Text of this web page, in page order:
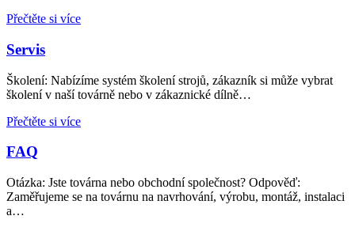
Přečtěte si více
Servis
Školení: Nabízíme systém školení strojů, zákazník si může vybrat
školení v naší továrně nebo v zákaznické dílně…
Přečtěte si více
FAQ
Otázka: Jste továrna nebo obchodní společnost? Odpověď:
Zaměřujeme se na továrnu na navrhování, výrobu, montáž, instalaci
a…